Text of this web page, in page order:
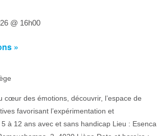
»
@ 16h00
des émotions, découvrir, l’espace de
favorisant l’expérimentation et
à 12 ans avec et sans handicap Lieu : Esenca